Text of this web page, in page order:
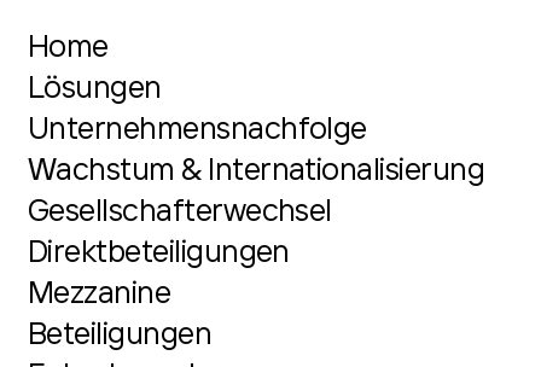
Home
Lösungen
Unternehmensnachfolge
Wachstum & Internationalisierung
Gesellschafterwechsel
Direktbeteiligungen
Mezzanine
Beteiligungen